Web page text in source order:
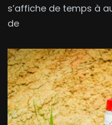
s’affiche de temps à
de